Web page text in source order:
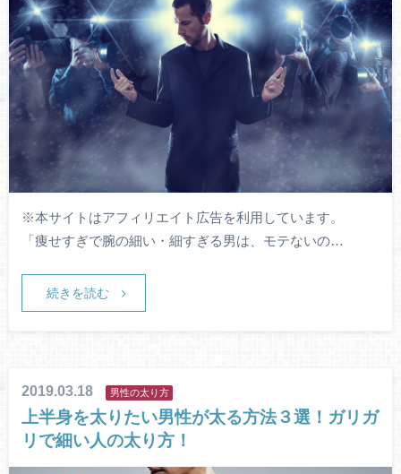
※本サイトはアフィリエイト広告を利用しています。
「痩せすぎで腕の細い・細すぎる男は、モテないの…
続きを読む
2019.03.18 男性の太り方
上半身を太りたい男性が太る方法３選！ガリガ
リで細い人の太り方！